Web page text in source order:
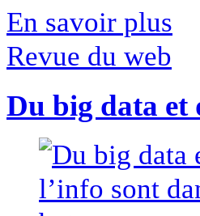
En savoir plus
Revue du web
Du big data et